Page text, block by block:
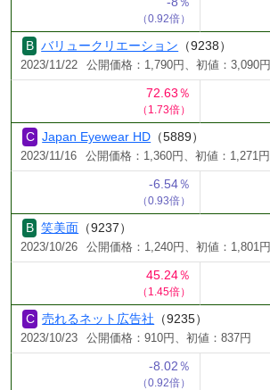
（0.92倍）
バリュークリエーション （9238）
2023/11/22 公開価格：1,790円、初値：3,090円
72.63％
（1.73倍）
Japan Eyewear HD （5889）
2023/11/16 公開価格：1,360円、初値：1,271円
-6.54％
（0.93倍）
笑美面 （9237）
2023/10/26 公開価格：1,240円、初値：1,801円
45.24％
（1.45倍）
売れるネット広告社 （9235）
2023/10/23 公開価格：910円、初値：837円
-8.02％
（0.92倍）